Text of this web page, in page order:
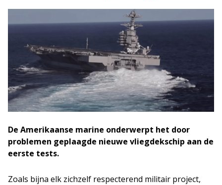
De Amerikaanse marine onderwerpt het door
problemen geplaagde nieuwe vliegdekschip aan de
eerste tests.
Zoals bijna elk zichzelf respecterend militair project,